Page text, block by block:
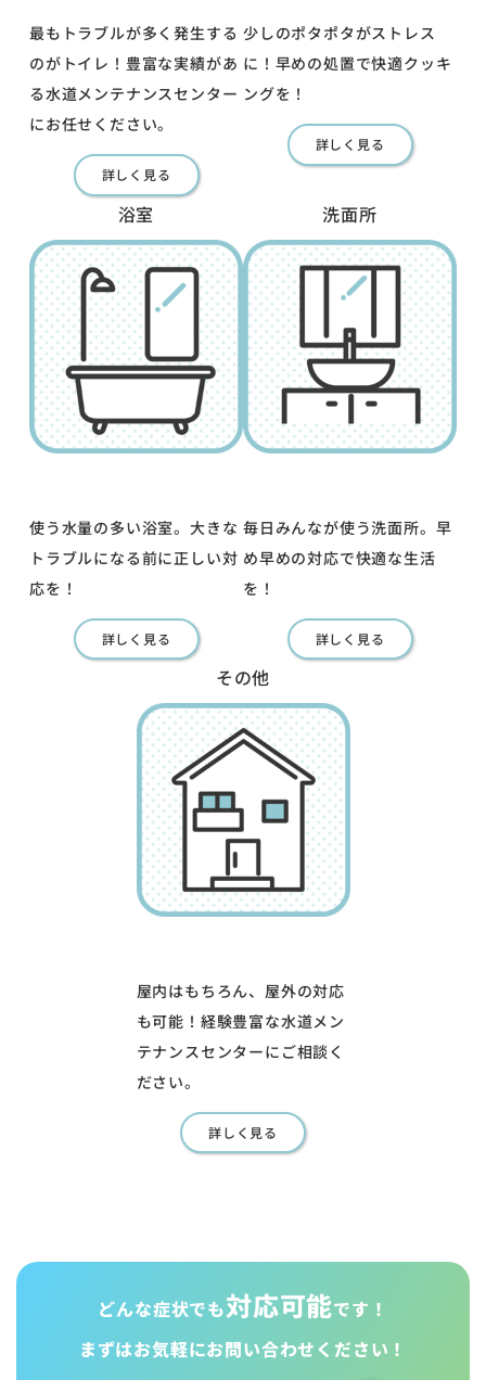
最もトラブルが多く発生する
のがトイレ！豊富な実績があ
る水道メンテナンスセンター
にお任せください。
詳しく見る
少しのポタポタがストレス
に！早めの処置で快適クッキ
ングを！
詳しく見る
浴室
使う水量の多い浴室。大きな
トラブルになる前に正しい対
応を！
詳しく見る
洗面所
毎日みんなが使う洗面所。早
め早めの対応で快適な生活
を！
詳しく見る
その他
屋内はもちろん、屋外の対応
も可能！経験豊富な水道メン
テナンスセンターにご相談く
ださい。
詳しく見る
どんな症状でも対応可能です！
まずはお気軽にお問い合わせください！